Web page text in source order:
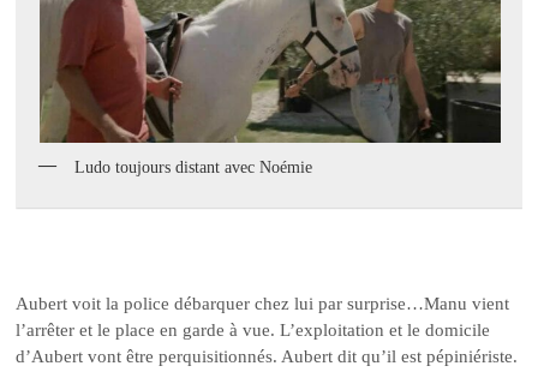
Ludo toujours distant avec Noémie
Aubert voit la police débarquer chez lui par surprise…Manu vient
l’arrêter et le place en garde à vue. L’exploitation et le domicile
d’Aubert vont être perquisitionnés. Aubert dit qu’il est pépiniériste.